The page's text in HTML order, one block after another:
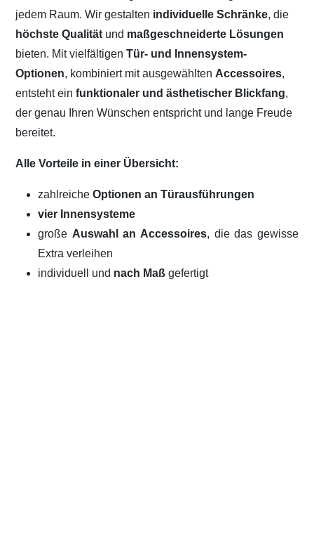
jedem Raum. Wir gestalten individuelle Schränke, die
höchste Qualität und maßgeschneiderte Lösungen
bieten. Mit vielfältigenTür- und Innensystem-
Optionen, kombiniert mit ausgewählten Accessoires,
entsteht einfunktionaler und ästhetischer Blickfang,
der genau Ihren Wünschen entspricht und lange Freude
bereitet.
Alle Vorteile in einer Übersicht:
zahlreicheOptionen an Türausführungen
vier Innensysteme
große Auswahl an Accessoires, die das gewisse
Extra verleihen
individuell und nach Maßgefertigt